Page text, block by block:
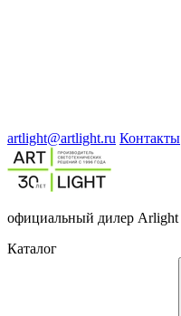
artlight@artlight.ru Контакты
официальный дилер Arlight
Каталог